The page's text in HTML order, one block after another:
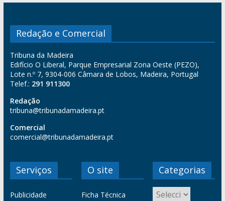
Redação e Comercial
Tribuna da Madeira
Edifício O Liberal, Parque Empresarial Zona Oeste (PEZO),
Lote n.º 7, 9304-006 Câmara de Lobos, Madeira, Portugal
Telef.: 291 911300
Redação
tribuna@tribunadamadeira.pt
Comercial
comercial@tribunadamadeira.pt
Serviços
Publicidade
O site
Ficha Técnica
Categorias